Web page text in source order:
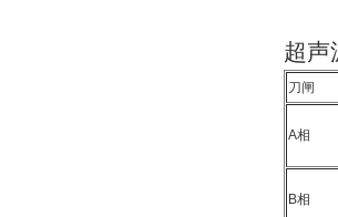
超声
刀闸
A相
B相